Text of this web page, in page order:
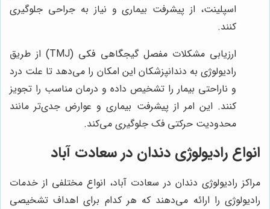
اسپلینت، از پیشرفت بیماری و نیاز به جراحی جلوگیری
کنند.
ارزیابی مشکلات مفصل گیجگاهی فکی (TMJ) از طریق
رادیولوژی به دندانپزشکان این امکان را می‌دهد تا علت درد
و ناراحتی بیمار را تشخیص داده و درمان مناسب را تجویز
کنند. این امر از پیشرفت بیماری و عوارض جدی‌تر مانند
محدودیت حرکتی فک جلوگیری می‌کند.
انواع رادیولوژی دندان در سعادت آباد
مراکز رادیولوژی دندان در سعادت آباد، انواع مختلفی از خدمات
رادیولوژی را ارائه می‌دهند که هر کدام برای اهداف تشخیصی